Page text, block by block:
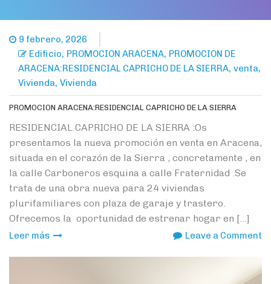
9 febrero, 2026
Edificio, PROMOCION ARACENA, PROMOCION DE
ARACENA:RESIDENCIAL CAPRICHO DE LA SIERRA, venta,
Vivienda, Vivienda
PROMOCION ARACENA:RESIDENCIAL CAPRICHO DE LA SIERRA
RESIDENCIAL CAPRICHO DE LA SIERRA :Os
presentamos la nueva promoción en venta en Aracena,
situada en el corazón de la Sierra , concretamente , en
la calle Carboneros esquina a calle Fraternidad .Se
trata de una obra nueva para 24 viviendas
plurifamiliares con plaza de garaje y trastero.
Ofrecemos la oportunidad de estrenar hogar en […]
Leer más Leave a Comment